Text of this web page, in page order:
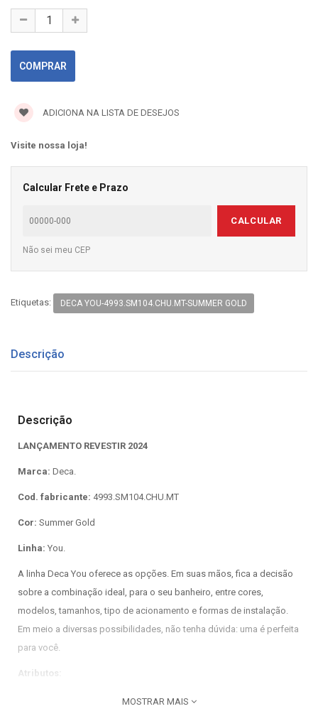
ADICIONA NA LISTA DE DESEJOS
Visite nossa loja!
Calcular Frete e Prazo
CALCULAR
Não sei meu CEP
Etiquetas: DECA YOU-4993.SM104.CHU.MT-SUMMER GOLD
Descrição
Descrição
LANÇAMENTO REVESTIR 2024
Marca: Deca.
Cod. fabricante: 4993.SM104.CHU.MT
Cor: Summer Gold
Linha: You.
A linha Deca You oferece as opções. Em suas mãos, fica a decisão
sobre a combinação ideal, para o seu banheiro, entre cores,
modelos, tamanhos, tipo de acionamento e formas de instalação.
Em meio a diversas possibilidades, não tenha dúvida: uma é perfeita
para você.
Atributos:
Linha do produto: Deca You.MOSTRAR MAIS